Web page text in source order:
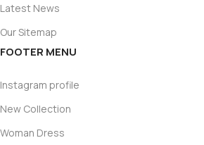
Latest News
Our Sitemap
FOOTER MENU
Instagram profile
New Collection
Woman Dress